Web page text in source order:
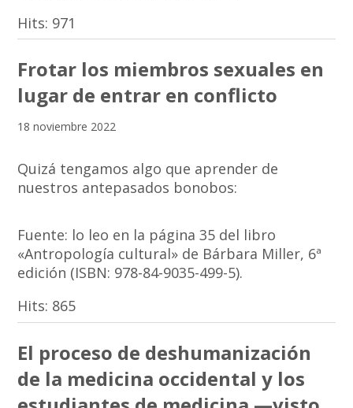
Hits: 971
Frotar los miembros sexuales en
lugar de entrar en conflicto
18 noviembre 2022
Quizá tengamos algo que aprender de
nuestros antepasados bonobos:
Fuente: lo leo en la página 35 del libro
«Antropología cultural» de Bárbara Miller, 6ª
edición (ISBN: 978-84-9035-499-5).
Hits: 865
El proceso de deshumanización
de la medicina occidental y los